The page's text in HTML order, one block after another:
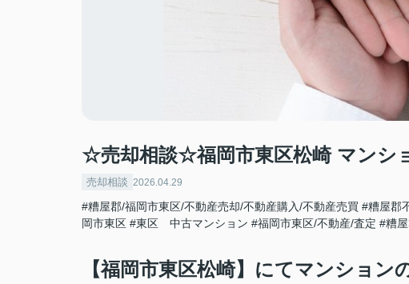
☆売却相談☆福岡市東区松崎 マンシ
売却相談 2026.04.29
#糟屋郡/福岡市東区/不動産売却/不動産購入/不動産売買 #糟屋郡
岡市東区 #東区 中古マンション #福岡市東区/不動産/査定 #糟
【福岡市東区松崎】にてマンション